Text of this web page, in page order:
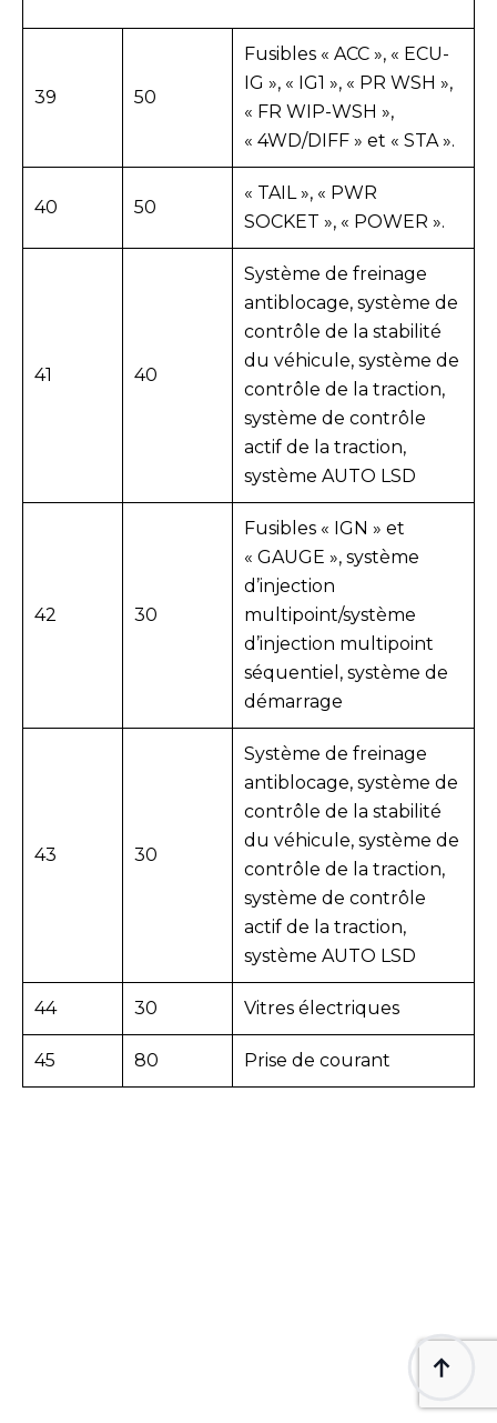
39 50
Fusibles « ACC », « ECU-
IG », « IG1 », « PR WSH »,
« FR WIP-WSH »,
« 4WD/DIFF » et « STA ».
40 50
« TAIL », « PWR
SOCKET », « POWER ».
41 40
Système de freinage
antiblocage, système de
contrôle de la stabilité
du véhicule, système de
contrôle de la traction,
système de contrôle
actif de la traction,
système AUTO LSD
42 30
Fusibles « IGN » et
« GAUGE », système
d’injection
multipoint/système
d’injection multipoint
séquentiel, système de
démarrage
43 30
Système de freinage
antiblocage, système de
contrôle de la stabilité
du véhicule, système de
contrôle de la traction,
système de contrôle
actif de la traction,
système AUTO LSD
44 30 Vitres électriques
45 80 Prise de courant